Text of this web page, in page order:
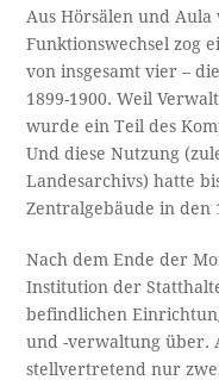
Aus Hörsälen und
Funktionswechsel zog
von insgesamt vier –
1899-1900. Weil
wurde ein Teil des
Und diese Nutzung
Landesarchivs) hatte
Zentralgebäude in den
Nach dem Ende der
Institution der
befindlichen
und -verwaltung über.
stellvertretend nur